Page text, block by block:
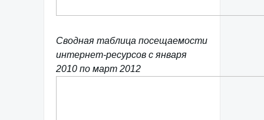
Сводная таблица посещаемости
интернет-ресурсов с января
2010 по март 2012